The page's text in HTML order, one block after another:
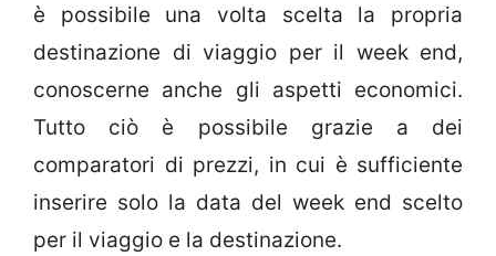
è possibile una volta scelta la propria
destinazione di viaggio per il week end,
conoscerne anche gli aspetti economici.
Tutto ciò è possibile grazie a dei
comparatori di prezzi, in cui è sufficiente
inserire solo la data del week end scelto
per il viaggio e la destinazione.